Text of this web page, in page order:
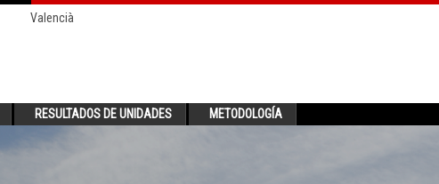
Valencià
RESULTADOS DE UNIDADES METODOLOGÍA